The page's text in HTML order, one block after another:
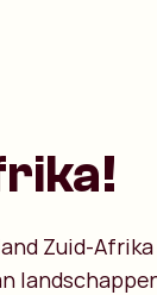
Zuid-